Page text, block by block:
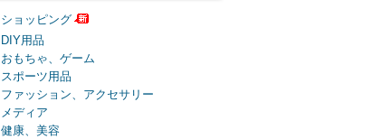
ショッピング
DIY用品
おもちゃ、ゲーム
スポーツ用品
ファッション、アクセサリー
メディア
健康、美容